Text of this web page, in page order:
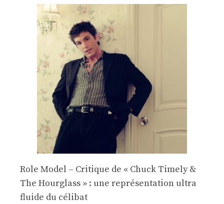
Role Model – Critique de « Chuck Timely &
The Hourglass » : une représentation ultra
fluide du célibat